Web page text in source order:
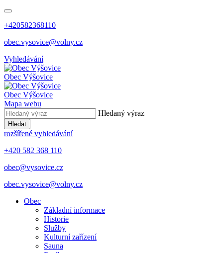
+420582368110
obec.vysovice@volny.cz
Vyhledávání
Obec Výšovice
Obec Výšovice
Mapa webu
Hledaný výraz
Hledat
rozšířené vyhledávání
+420 582 368 110
obec@vysovice.cz
obec.vysovice@volny.cz
Obec
Základní informace
Historie
Služby
Kulturní zařízení
Sauna